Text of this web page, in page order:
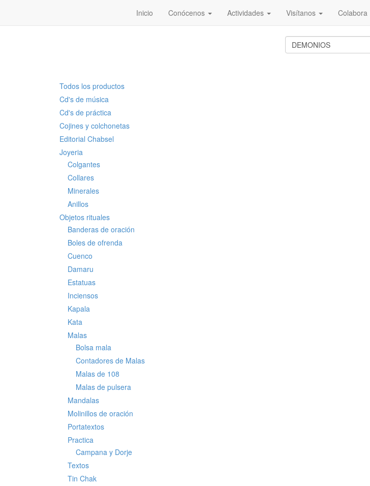
Inicio Conócenos Actividades Visítanos Colabora
Todos los productos
Cd's de música
Cd's de práctica
Cojines y colchonetas
Editorial Chabsel
Joyeria
Colgantes
Collares
Minerales
Anillos
Objetos rituales
Banderas de oración
Boles de ofrenda
Cuenco
Damaru
Estatuas
Inciensos
Kapala
Kata
Malas
Bolsa mala
Contadores de Malas
Malas de 108
Malas de pulsera
Mandalas
Molinillos de oración
Portatextos
Practica
Campana y Dorje
Textos
Tin Chak